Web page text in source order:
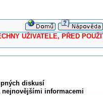
UŽIVATELE, PŘED
diskusí
nejnovějšími informacemi